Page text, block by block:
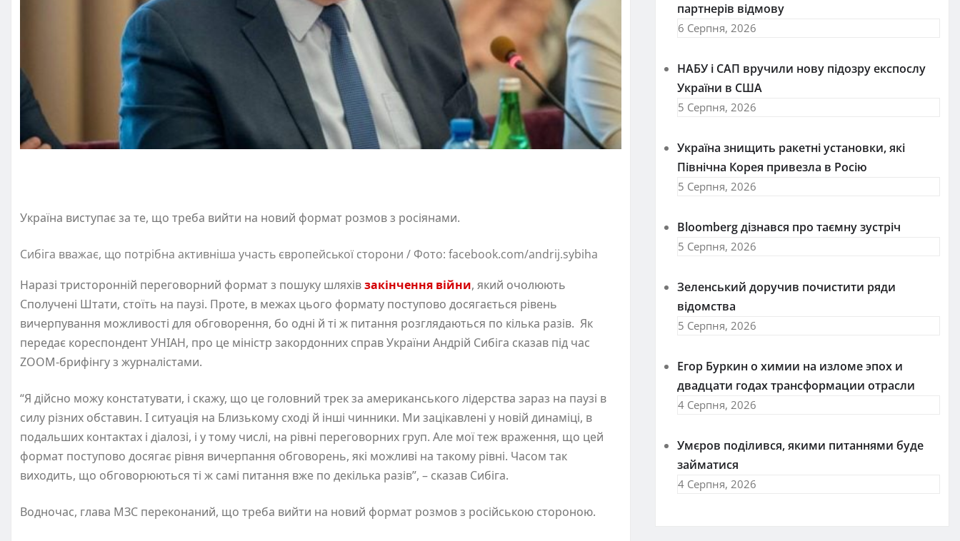
Україна виступає за те, що треба вийти на новий формат розмов з росіянами.
Сибіга вважає, що потрібна активніша участь європейської сторони / Фото: facebook.com/andrij.sybiha
Наразі тристоронній переговорний формат з пошуку шляхівзакінчення війни, який очолюють
Сполучені Штати, стоїть на паузі. Проте, в межах цього формату поступово досягається рівень
вичерпування можливості для обговорення, бо одні й ті ж питання розглядаються по кілька разів. Як
передає кореспондент УНІАН, про це міністр закордонних справ України Андрій Сибіга сказав під час
ZOOM-брифінгу з журналістами.
“Я дійсно можу констатувати, і скажу, що це головний трек за американського лідерства зараз на паузі в
силу різних обставин. І ситуація на Близькому сході й інші чинники. Ми зацікавлені у новій динаміці, в
подальших контактах і діалозі, і у тому числі, на рівні переговорних груп. Але мої теж враження, що цей
формат поступово досягає рівня вичерпання обговорень, які можливі на такому рівні. Часом так
виходить, що обговорюються ті ж самі питання вже по декілька разів”, – сказав Сибіга.
Водночас, глава МЗС переконаний, що треба вийти на новий формат розмов з російською стороною.
партнерів відмову
6 Серпня, 2026
НАБУ і САП вручили нову підозру експослу
України в США
5 Серпня, 2026
Україна знищить ракетні установки, які
Північна Корея привезла в Росію
5 Серпня, 2026
Bloomberg дізнався про таємну зустріч
5 Серпня, 2026
Зеленський доручив почистити ряди
відомства
5 Серпня, 2026
Егор Буркин о химии на изломе эпох и
двадцати годах трансформации отрасли
4 Серпня, 2026
Умєров поділився, якими питаннями буде
займатися
4 Серпня, 2026